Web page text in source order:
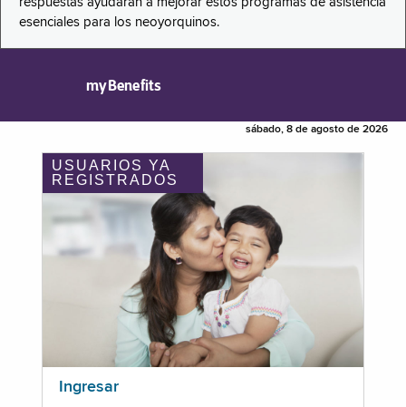
esenciales para los neoyorquinos.
myBenefits
sábado, 8 de agosto de 2026
USUARIOS YA
REGISTRADOS
Ingresar